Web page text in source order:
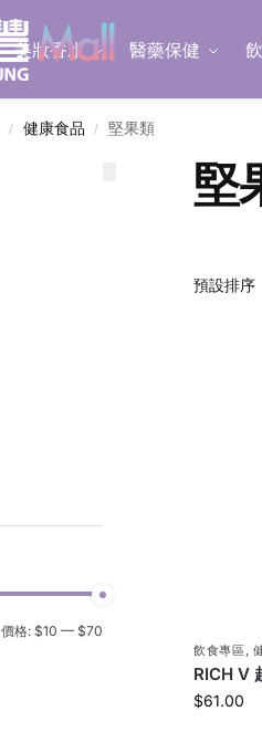
美妝香水 醫藥保健
/ 健康食品 / 堅果類
堅
飲食專區,
RICH V
$61.00
價格: $10 — $70